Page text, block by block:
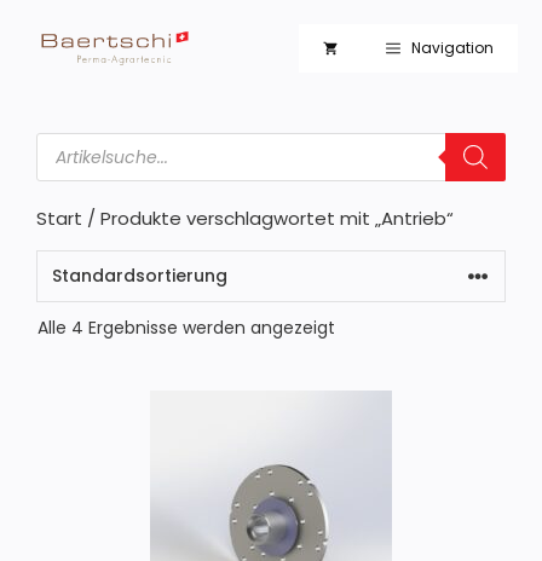
Inhalt
Navigation
Products
search
Start / Produkte verschlagwortet mit „Antrieb“
Alle 4 Ergebnisse werden angezeigt